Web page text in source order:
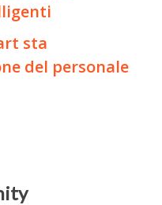
sta
del personale